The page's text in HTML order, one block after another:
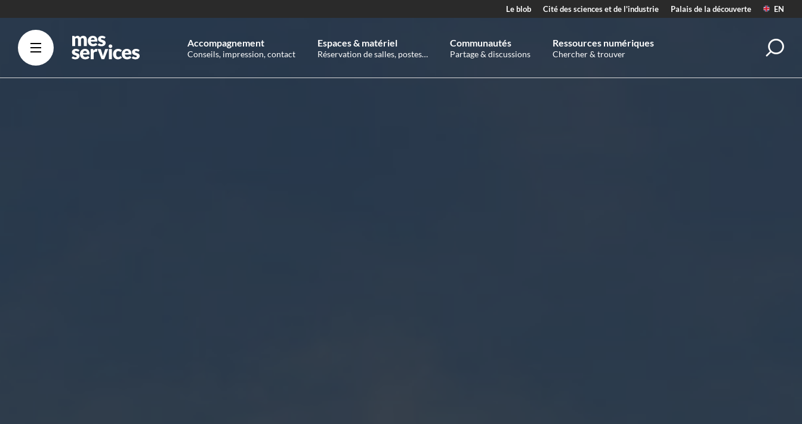
Le blob Cité des sciences et de l'industrie Palais de la découverte EN
Accompagnement
Conseils, impression, contact
Espaces & matériel
Réservation de salles, postes…
Communautés
Partage & discussions
Ressources numériques
Chercher & trouver